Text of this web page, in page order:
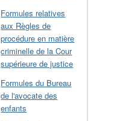
Formules relatives
aux Règles de
procédure en matière
criminelle de la Cour
supérieure de justice
Formules du Bureau
de l'avocate des
enfants